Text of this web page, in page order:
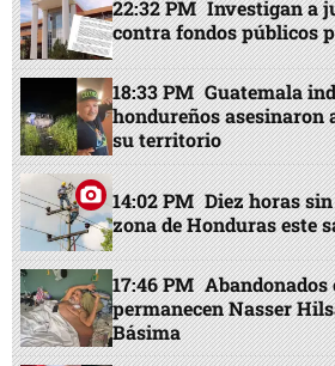
22:32 PM Investigan a
contra fondos públicos
18:33 PM Guatemala
hondureños asesinaron
su territorio
14:02 PM Diez horas
zona de Honduras este
17:46 PM
permanecen Nasser
Básima